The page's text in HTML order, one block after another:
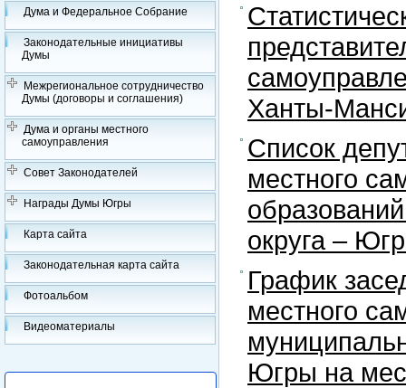
Дума и Федеральное Собрание
Законодательные инициативы
Думы
Межрегиональное сотрудничество
Думы (договоры и соглашения)
Дума и органы местного
самоуправления
Совет Законодателей
Награды Думы Югры
Карта сайта
Законодательная карта сайта
Фотоальбом
Видеоматериалы
Ханты-
Список
местного
округа –
График
местного
Югры на